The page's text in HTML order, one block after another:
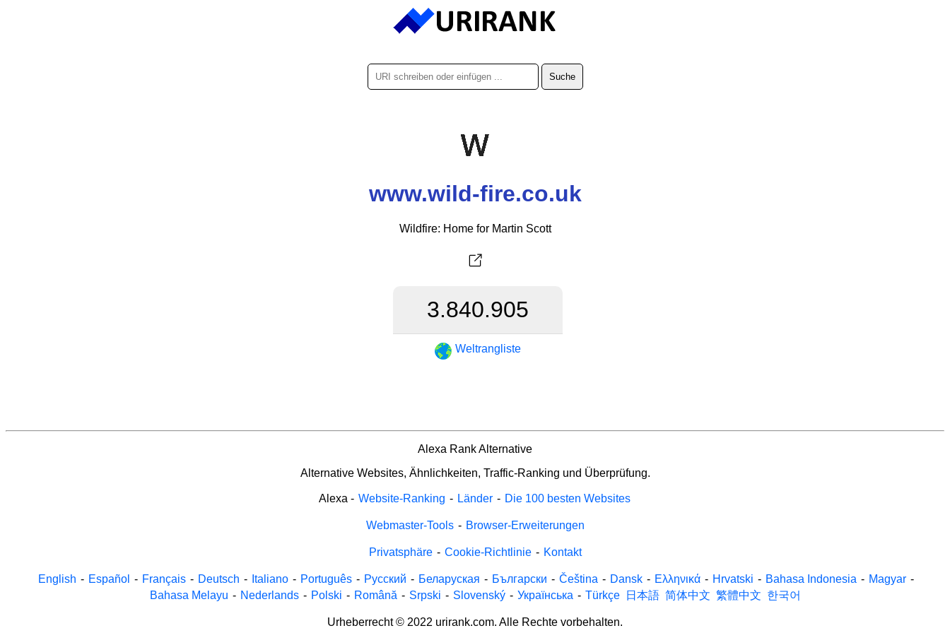
www.wild-fire.co.uk
Wildfire: Home for Martin Scott
3.840.905
Weltrangliste
Alexa Rank Alternative
Alternative Websites, Ähnlichkeiten, Traffic-Ranking und Überprüfung.
Alexa - Website-Ranking - Länder - Die 100 besten Websites
Webmaster-Tools - Browser-Erweiterungen
Privatsphäre - Cookie-Richtlinie - Kontakt
English - Español - Français - Deutsch - Italiano - Português - Русский - Беларуская - Български - Čeština - Dansk - Ελληνικά - Hrvatski - Bahasa Indonesia - Magyar -
Bahasa Melayu - Nederlands - Polski - Română - Srpski - Slovenský - Українська - Türkçe 日本語 简体中文 繁體中文 한국어
Urheberrecht © 2022 urirank.com. Alle Rechte vorbehalten.